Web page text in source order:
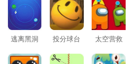
逃离黑洞 投分球台 太空营救